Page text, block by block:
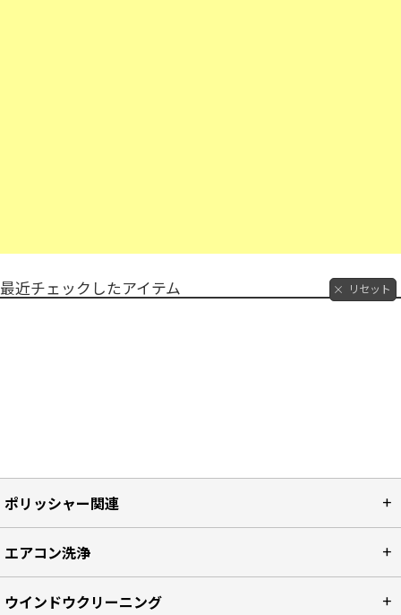
最近チェックしたアイテム リセット
ポリッシャー関連
エアコン洗浄
ウインドウクリーニング